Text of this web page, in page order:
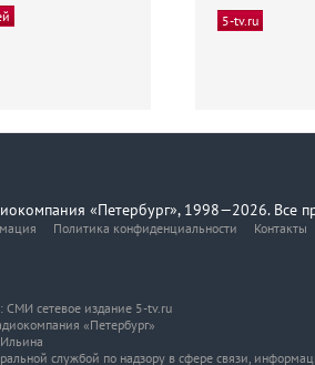
5-tv.ru
«Петербург», 1998—2026. Все
Политика конфиденциальности Контакты
СМИ сетевое издание 5-tv.ru
«Петербург»
службой по надзору в сфере связи,